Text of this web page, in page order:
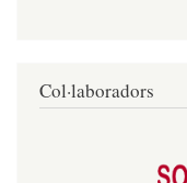
Col·laboradors